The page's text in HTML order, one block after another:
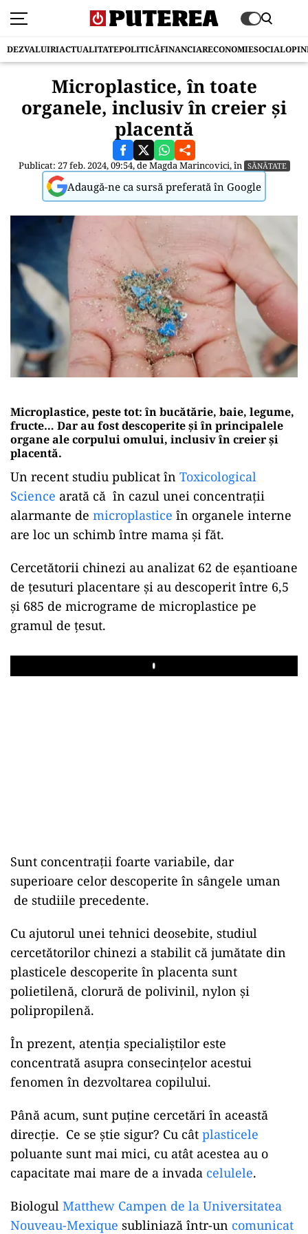
DEZVALUIRIACTUALITATEPOLITICĂFINANCIARECONOMIESOCIAL
Microplastice, în toate
organele, inclusiv în creier și
placentă
Publicat: 27 feb. 2024, 09:54, deMagda Marincovici, în SĂNĂTATE
Adaugă-ne ca sursă preferată în Google
Microplastice, peste tot: în bucătărie, baie, legume,
fructe… Dar au fost descoperite și în principalele
organe ale corpului omului, inclusiv în creier și
placentă.
Un recent studiu publicat în Toxicological
Science arată că în cazul unei concentrații
alarmante de microplastice în organele interne
are loc un schimb între mama și făt.
Cercetătorii chinezi au analizat 62 de eșantioane
de țesuturi placentare și au descoperit între 6,5
și 685 de micrograme de microplastice pe
gramul de țesut.
Play
Sunt concentrații foarte variabile, dar
superioare celor descoperite în sângele uman
de studiile precedente.
Cu ajutorul unei tehnici deosebite, studiul
cercetătorilor chinezi a stabilit că jumătate din
plasticele descoperite în placenta sunt
polietilenă, clorură de polivinil, nylon și
polipropilenă.
În prezent, atenția specialiștilor este
concentrată asupra consecințelor acestui
fenomen în dezvoltarea copilului.
Până acum, sunt puține cercetări în această
direcție. Ce se știe sigur? Cu cât plasticele
poluante sunt mai mici, cu atât acestea au o
capacitate mai mare de a invada celulele.
Biologul Matthew Campen de la Universitatea
Nouveau-Mexique subliniază într-un comunicat